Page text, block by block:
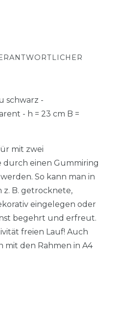
schwarz -
- h = 23 cm B =
mit zwei
durch einen Gummiring
So kann man in
z. B. getrocknete,
eingelegen oder
begehrt und erfreut.
freien Lauf! Auch
mit den Rahmen in A4